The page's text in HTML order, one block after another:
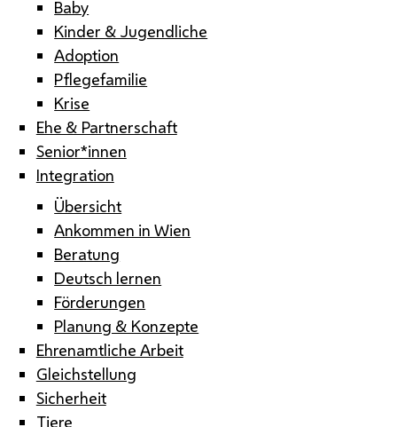
Baby
Kinder & Jugendliche
Adoption
Pflegefamilie
Krise
Ehe & Partnerschaft
Senior*innen
Integration
Übersicht
Ankommen in Wien
Beratung
Deutsch lernen
Förderungen
Planung & Konzepte
Ehrenamtliche Arbeit
Gleichstellung
Sicherheit
Tiere